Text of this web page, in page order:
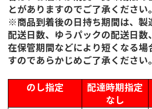
とがありますのでご了承ください。
※商品到着後の日持ち期間は、製
配送日数、ゆうパックの配送日数
在保管期間などにより短くなる場
すのであらかじめご了承ください。
のし指定
配達時期指定
なし